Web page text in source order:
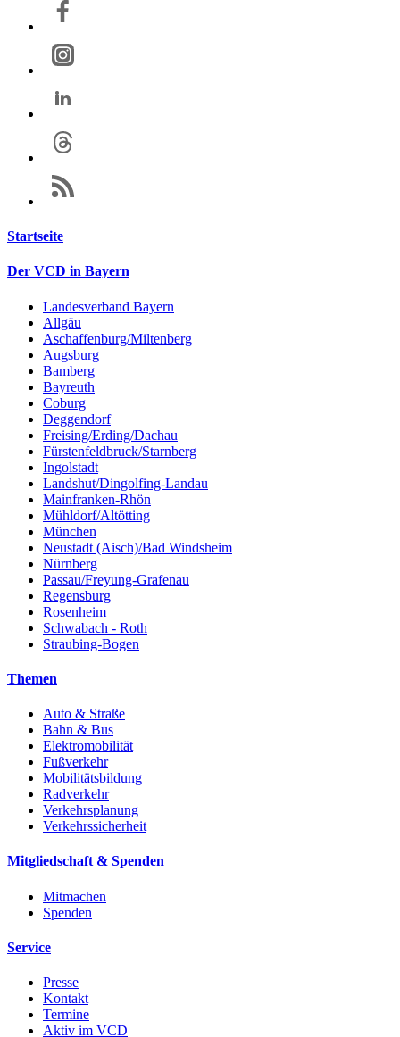
Startseite
Der VCD in Bayern
Landesverband Bayern
Allgäu
Aschaffenburg/Miltenberg
Augsburg
Bamberg
Bayreuth
Coburg
Deggendorf
Freising/Erding/Dachau
Fürstenfeldbruck/Starnberg
Ingolstadt
Landshut/Dingolfing-Landau
Mainfranken-Rhön
Mühldorf/Altötting
München
Neustadt (Aisch)/Bad Windsheim
Nürnberg
Passau/Freyung-Grafenau
Regensburg
Rosenheim
Schwabach - Roth
Straubing-Bogen
Themen
Auto & Straße
Bahn & Bus
Elektromobilität
Fußverkehr
Mobilitätsbildung
Radverkehr
Verkehrsplanung
Verkehrssicherheit
Mitgliedschaft & Spenden
Mitmachen
Spenden
Service
Presse
Kontakt
Termine
Aktiv im VCD